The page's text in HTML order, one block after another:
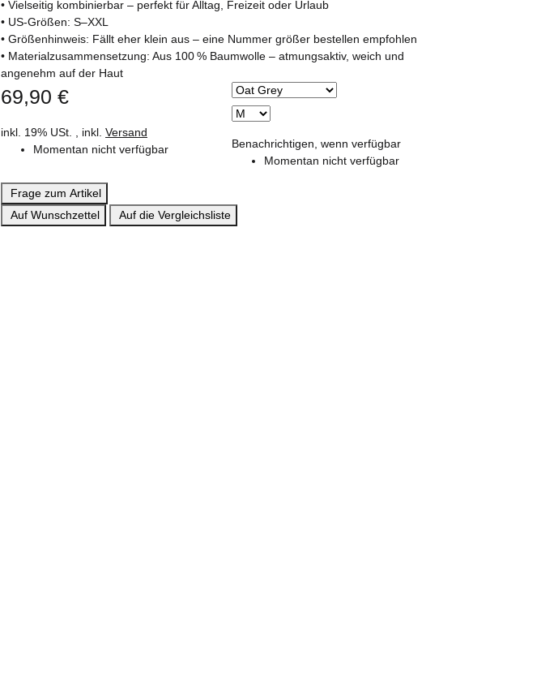
• Vielseitig kombinierbar – perfekt für Alltag, Freizeit oder Urlaub
• US-Größen: S–XXL
• Größenhinweis: Fällt eher klein aus – eine Nummer größer bestellen empfohlen
• Materialzusammensetzung: Aus 100 % Baumwolle – atmungsaktiv, weich und
angenehm auf der Haut
69,90 €
inkl. 19% USt. , inkl. Versand
Momentan nicht verfügbar
Benachrichtigen, wenn verfügbar
Momentan nicht verfügbar
Frage zum Artikel
Auf Wunschzettel
Auf die Vergleichsliste